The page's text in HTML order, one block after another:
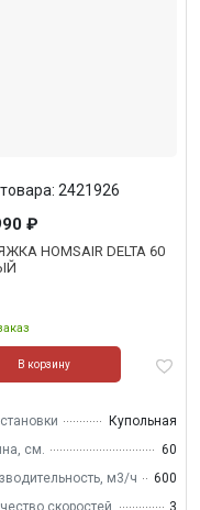
HOMSAIR DELTA 60
2421926
₽
В корзину
Купольная
см.
60
м3/ч
600
скоростей
3